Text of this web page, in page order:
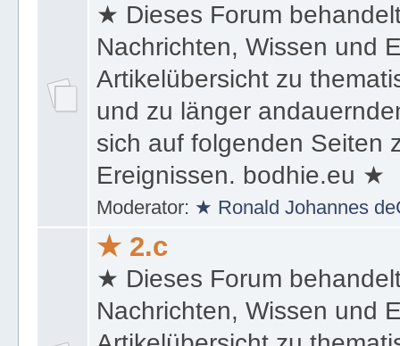
★ 2.b
★ Dieses Forum
Nachrichten, Wissen und
Artikelübersicht zu
und zu länger
sich auf folgenden Seiten
Ereignissen. bodhie.eu ★
Moderator:
★ 2.c
★ Dieses Forum